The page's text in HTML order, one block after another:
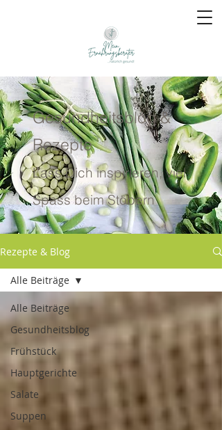
Gesundheitsblog &
Rezepte
Lass Dich inspirieren, viel
Spass beim Stöbern
Rezepte & Blog
Alle Beiträge
Gesundheitsblog
Frühstück
Hauptgerichte
Salate
Suppen
Alle Beiträge